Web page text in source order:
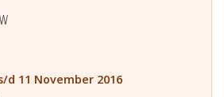
d 11 November 2016